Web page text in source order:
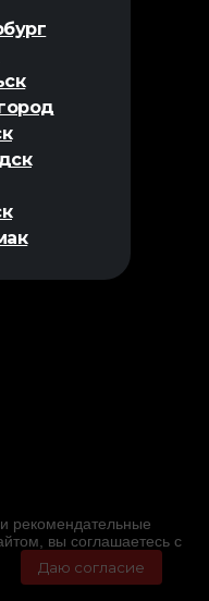
рекомендательные
вы соглашаетесь с
Даю согласие